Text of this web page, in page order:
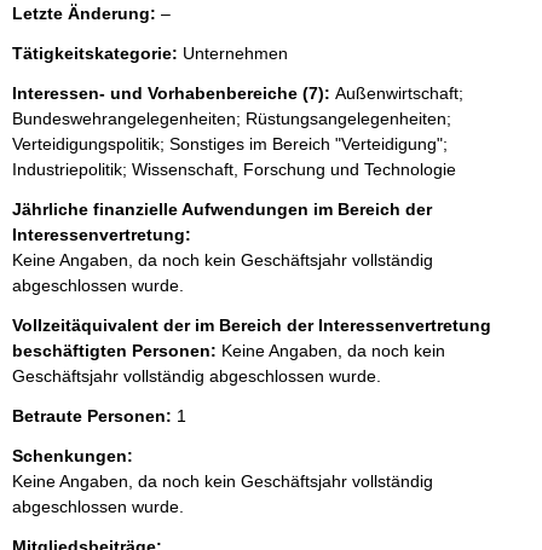
Letzte Änderung: –l
e
r
Tätigkeitskategorie: Unternehmen
Interessen- und Vorhabenbereiche (7): Außenwirtschaft;
Bundeswehrangelegenheiten; Rüstungsangelegenheiten;
Verteidigungspolitik; Sonstiges im Bereich "Verteidigung";
Industriepolitik; Wissenschaft, Forschung und Technologie
Jährliche finanzielle Aufwendungen im Bereich der
Interessenvertretung:
Keine Angaben, da noch kein Geschäftsjahr vollständig
abgeschlossen wurde.
Vollzeitäquivalent der im Bereich der Interessenvertretung
beschäftigten Personen: Keine Angaben, da noch kein
Geschäftsjahr vollständig abgeschlossen wurde.
Betraute Personen: 1
Schenkungen:
Keine Angaben, da noch kein Geschäftsjahr vollständig
abgeschlossen wurde.
Mitgliedsbeiträge: